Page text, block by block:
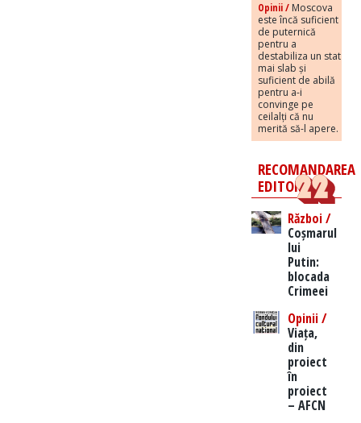
Opinii / Moscova
este încă suficient
de puternică
pentru a
destabiliza un stat
mai slab și
suficient de abilă
pentru a-i
convinge pe
ceilalți că nu
merită să-l apere.
RECOMANDAREA
EDITORILOR
Război /
Coșmarul
lui
Putin:
blocada
Crimeei
Opinii /
Viața,
din
proiect
în
proiect
– AFCN